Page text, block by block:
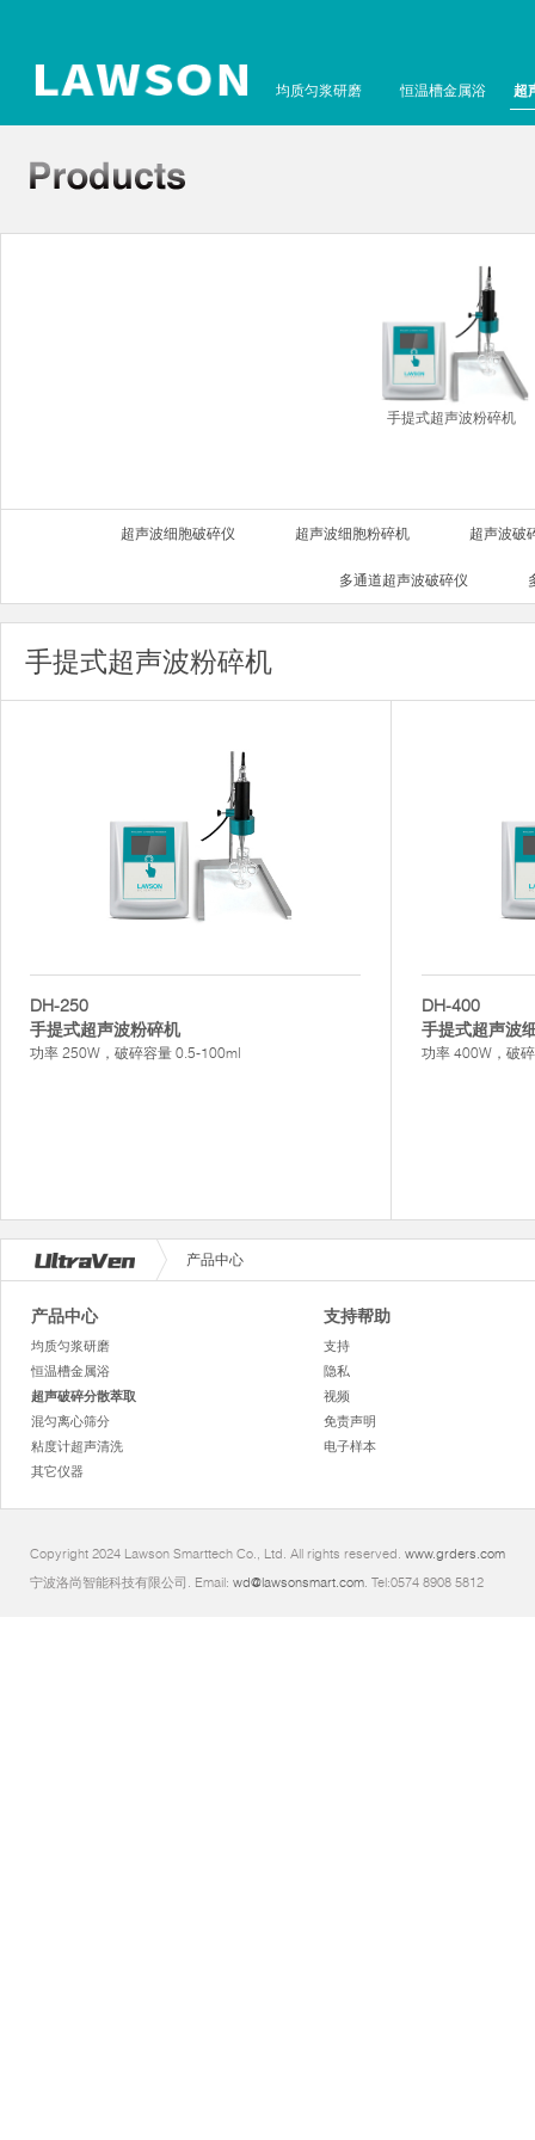
均质匀浆研磨 恒温槽金属浴 超
手提式超声波粉碎机
超声波细胞破碎仪 超声波细胞粉碎机 超声波破
多通道超声波破碎仪
手提式超声波粉碎机
DH-250
手提式超声波粉碎机
功率 250W，破碎容量 0.5-100ml
DH-400
手提式超声波
功率 400W，破
产品中心
产品中心
均质匀浆研磨
恒温槽金属浴
超声破碎分散萃取
混匀离心筛分
粘度计超声清洗
其它仪器
支持帮助
支持
隐私
视频
免责声明
电子样本
Copyright 2024 Lawson Smarttech Co., Ltd. All rights reserved. www.grders.com
宁波洛尚智能科技有限公司. Email: wd@lawsonsmart.com. Tel:0574 8908 5812